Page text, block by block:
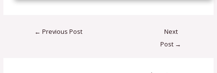
← Previous Post
Next
Post →